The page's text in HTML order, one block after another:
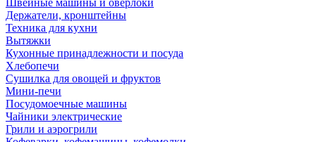
Швейные машины и оверлоки
Держатели, кронштейны
Техника для кухни
Вытяжки
Кухонные принадлежности и посуда
Хлебопечи
Сушилка для овощей и фруктов
Мини-печи
Посудомоечные машины
Чайники электрические
Грили и аэрогрили